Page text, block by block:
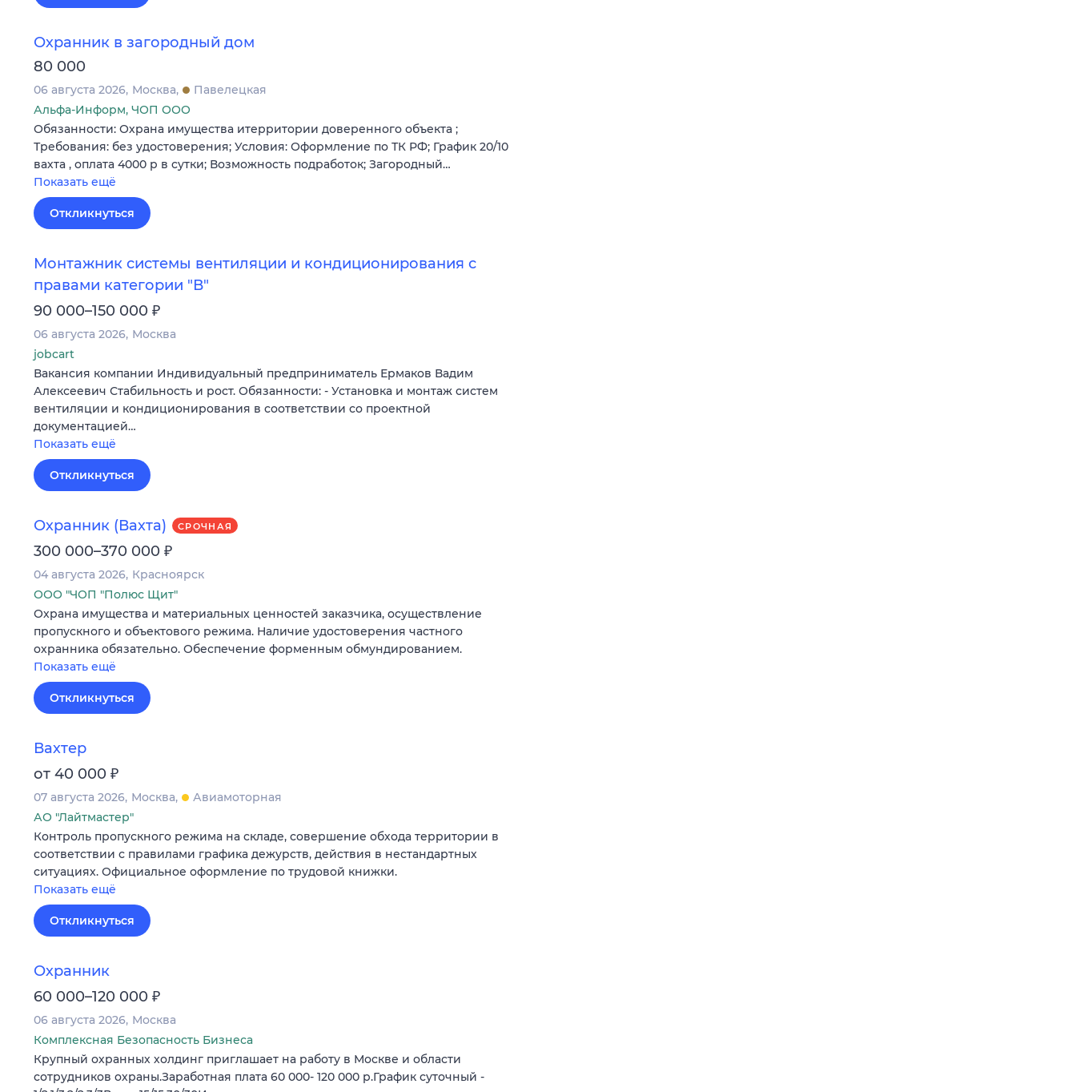
Охранник в загородный дом
80 000
06 августа 2026 Москва
Павелецкая
Альфа-Информ, ЧОП ООО
Обязанности: Охрана имущества итерритории доверенного объекта ;
Требования: без удостоверения; Условия: Оформление по ТК РФ; График 20/10
вахта , оплата 4000 р в сутки; Возможность подработок; Загородный…
Показать ещё
Откликнуться
Монтажник системы вентиляции и кондиционирования с
правами категории "В"
90 000–150 000 ₽
06 августа 2026 Москва
jobcart
Вакансия компании Индивидуальный предприниматель Ермаков Вадим
Алексеевич Стабильность и рост. Обязанности: - Установка и монтаж систем
вентиляции и кондиционирования в соответствии со проектной
документацией…
Показать ещё
Откликнуться
Охранник (Вахта) СРОЧНАЯ
300 000–370 000 ₽
04 августа 2026 Красноярск
ООО "ЧОП "Полюс Щит"
Охрана имущества и материальных ценностей заказчика, осуществление
пропускного и объектового режима. Наличие удостоверения частного
охранника обязательно. Обеспечение форменным обмундированием.
Показать ещё
Откликнуться
Вахтер
от 40 000 ₽
07 августа 2026 Москва
Авиамоторная
АО "Лайтмастер"
Контроль пропускного режима на складе, совершение обхода территории в
соответствии с правилами графика дежурств, действия в нестандартных
ситуациях. Официальное оформление по трудовой книжки.
Показать ещё
Откликнуться
Охранник
60 000–120 000 ₽
06 августа 2026 Москва
Комплексная Безопасность Бизнеса
Крупный охранных холдинг приглашает на работу в Москве и области
сотрудников охраны.Заработная плата 60 000- 120 000 р.График суточный -